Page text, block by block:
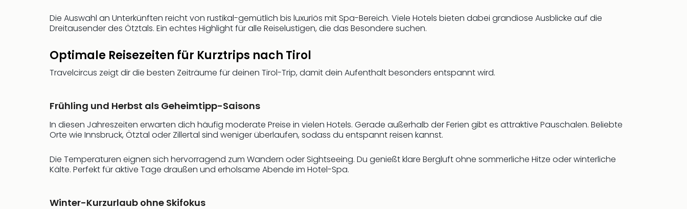
Die Auswahl an Unterkünften reicht von rustikal-gemütlich bis luxuriös mit Spa-Bereich. Viele Hotels bieten dabei grandiose Ausblicke auf die
Dreitausender des Ötztals. Ein echtes Highlight für alle Reiselustigen, die das Besondere suchen.
Optimale Reisezeiten für Kurztrips nach Tirol
Travelcircus zeigt dir die besten Zeiträume für deinen Tirol-Trip, damit dein Aufenthalt besonders entspannt wird.
Frühling und Herbst als Geheimtipp-Saisons
In diesen Jahreszeiten erwarten dich häufig moderate Preise in vielen Hotels. Gerade außerhalb der Ferien gibt es attraktive Pauschalen. Beliebte
Orte wie Innsbruck, Ötztal oder Zillertal sind weniger überlaufen, sodass du entspannt reisen kannst.
Die Temperaturen eignen sich hervorragend zum Wandern oder Sightseeing. Du genießt klare Bergluft ohne sommerliche Hitze oder winterliche
Kälte. Perfekt für aktive Tage draußen und erholsame Abende im Hotel-Spa.
Winter-Kurzurlaub ohne Skifokus